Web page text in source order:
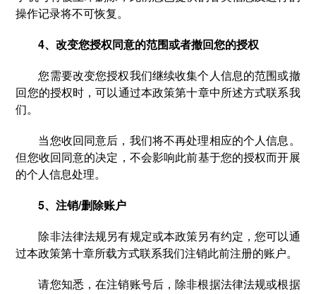
操作记录将不可恢复。
4、改变您授权同意的范围或者撤回您的授权
您需要改变您授权我们继续收集个人信息的范围或撤
回您的授权时，可以通过本政策第十章中所述方式联系我
们。
当您收回同意后，我们将不再处理相应的个人信息。
但您收回同意的决定，不会影响此前基于您的授权而开展
的个人信息处理。
5、注销/删除账户
除非法律法规另有规定或本政策另有约定，您可以通
过本政策第十章所载方式联系我们注销此前注册的账户。
请您知悉，在注销账号后，除非根据法律法规或根据